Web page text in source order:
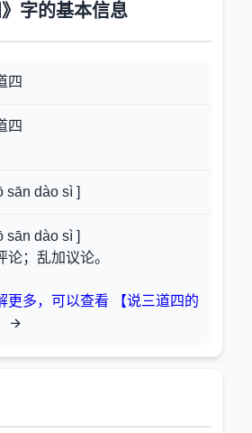
》字的基本信息
四
四
sān dào sì ]
sān dào sì ]
论；乱加议论。
更多，可以查看 【说三道四的